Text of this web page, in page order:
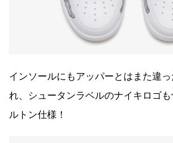
インソールにもアッパーとはまた違
れ、シュータンラベルのナイキロゴ
ルトン仕様！